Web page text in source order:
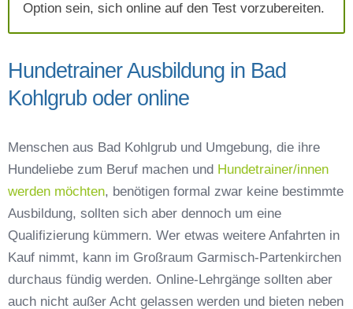
Option sein, sich online auf den Test vorzubereiten.
Hundetrainer Ausbildung in Bad
Kohlgrub oder online
Menschen aus Bad Kohlgrub und Umgebung, die ihre
Hundeliebe zum Beruf machen und Hundetrainer/innen
werden möchten, benötigen formal zwar keine bestimmte
Ausbildung, sollten sich aber dennoch um eine
Qualifizierung kümmern. Wer etwas weitere Anfahrten in
Kauf nimmt, kann im Großraum Garmisch-Partenkirchen
durchaus fündig werden. Online-Lehrgänge sollten aber
auch nicht außer Acht gelassen werden und bieten neben